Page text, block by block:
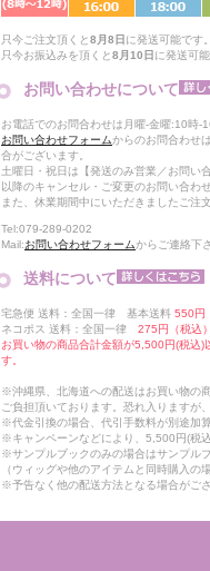
只今ご注文頂くと8月8日 に発送可能です
只今お振込みを頂くと8月10日 に発送可
お問い合わせについて
お電話でのお問合わせは月曜-金曜:10時-
お問い合わせフォームからのお問合わせ
合がございます。
土曜日・祝日は【発送のみ営業／お問
以降のキャンセル・ご変更のお問い合わ
また、休業期間中にいただきましたご注
Tel:079-289-0202
Mail:お問い合わせフォームからご連絡下
送料について
宅急便 送料：全国一律 基本送料 550円
ネコポス 送料：全国一律 275円（税込）
お買い物の商品合計金額が5,500円(税込)
す。
※沖縄県、北海道への配送はお買い物の
ご負担頂いております。恐れ入りますが
※代金引換の場合、代引手数料が別途加算
※キャンペーンなどにより、5,500円(税
※サンプルブックのみの場合はサンプル
（ウィッグや他のアイテムと同時購入の
※予告なく他の配送方法となる場合がご